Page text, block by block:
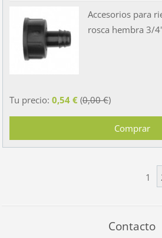
Accesorios para
rosca hembra 3/
Tu precio: 0,54 €(0,00 €)
1
Contacto